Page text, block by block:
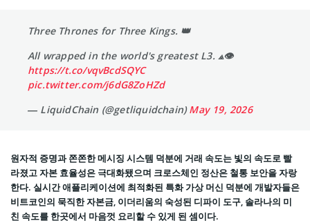
Three Thrones for Three Kings. 👑
All wrapped in the world's greatest L3. ⟁👁
https://t.co/vqvBcdSQYC
pic.twitter.com/j6dG8ZoHZd
— LiquidChain (@getliquidchain)May 19, 2026
원자적 증명과 쫀쫀한 메시징 시스템 덕분에 거래 속도는 빛의 속도로 빨
라졌고 자본 효율성은 극대화됐으며 크로스체인 정산은 철통 보안을 자랑
한다. 실시간 애플리케이션에 최적화된 특화 가상 머신 덕분에 개발자들은
비트코인의 묵직한 자본금, 이더리움의 숙성된 디파이 도구, 솔라나의 미
친 속도를 한곳에서 마음껏 요리할 수 있게 된 셈이다.